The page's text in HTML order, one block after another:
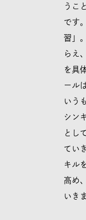
うこ
です
習」
らえ
を具
ール
いう
シン
とし
てい
キル
高め
いき